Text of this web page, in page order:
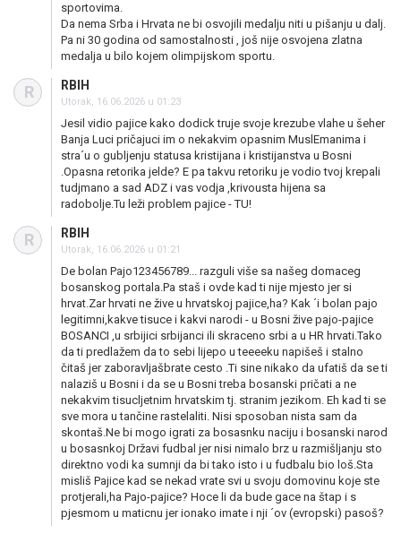
sportovima.
Da nema Srba i Hrvata ne bi osvojili medalju niti u pišanju u dalj.
Pa ni 30 godina od samostalnosti , još nije osvojena zlatna
medalja u bilo kojem olimpijskom sportu.
R RBIH
Utorak, 16.06.2026 u 01:23
Jesil vidio pajice kako dodick truje svoje krezube vlahe u šeher
Banja Luci pričajuci im o nekakvim opasnim MuslEmanima i
stra´u o gubljenju statusa kristijana i kristijanstva u Bosni
.Opasna retorika jelde? E pa takvu retoriku je vodio tvoj krepali
tudjmano a sad ADZ i vas vodja ,krivousta hijena sa
radobolje.Tu leži problem pajice - TU!
R RBIH
Utorak, 16.06.2026 u 01:21
De bolan Pajo123456789... razguli više sa našeg domaceg
bosanskog portala.Pa staš i ovde kad ti nije mjesto jer si
hrvat.Zar hrvati ne žive u hrvatskoj pajice,ha? Kak ´i bolan pajo
legitimni,kakve tisuce i kakvi narodi - u Bosni žive pajo-pajice
BOSANCI ,u srbijici srbijanci ili skraceno srbi a u HR hrvati.Tako
da ti predlažem da to sebi lijepo u teeeeku napišeš i stalno
čitaš jer zaboravljašbrate cesto .Ti sine nikako da ufatiš da se ti
nalaziš u Bosni i da se u Bosni treba bosanski pričati a ne
nekakvim tisucljetnim hrvatskim tj. stranim jezikom. Eh kad ti se
sve mora u tančine rastelaliti. Nisi sposoban nista sam da
skontaš.Ne bi mogo igrati za bosasnku naciju i bosanski narod
u bosasnkoj Državi fudbal jer nisi nimalo brz u razmišljanju sto
direktno vodi ka sumnji da bi tako isto i u fudbalu bio loš.Sta
misliš Pajice kad se nekad vrate svi u svoju domovinu koje ste
protjerali,ha Pajo-pajice? Hoce li da bude gace na štap i s
pjesmom u maticnu jer ionako imate i nji ´ov (evropski) pasoš?